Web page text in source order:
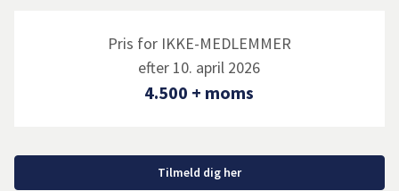
Pris for IKKE-MEDLEMMER
efter 10. april 2026
4.500 + moms
Tilmeld dig her